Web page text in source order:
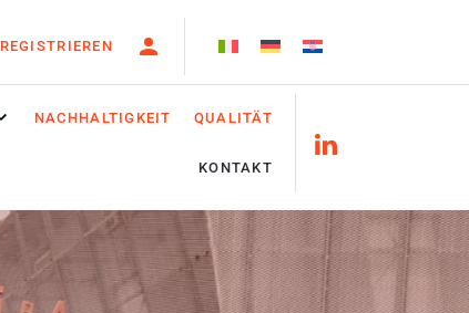
REGISTRIEREN
NACHHALTIGKEIT QUALITÄT
KONTAKT